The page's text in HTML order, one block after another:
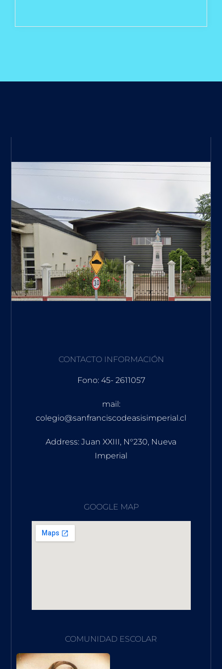
CONTACTO INFORMACIÓN
Fono: 45- 2611057
mail:
colegio@sanfranciscodeasisimperial.cl
Address: Juan XXIII, N°230, Nueva
Imperial
GOOGLE MAP
COMUNIDAD ESCOLAR